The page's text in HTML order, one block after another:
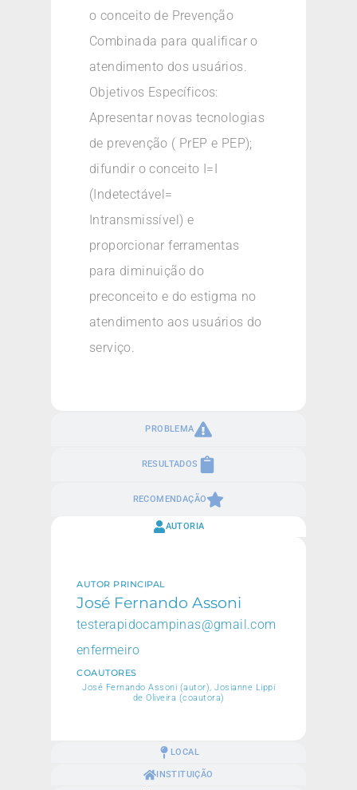
PROBLEMA
RESULTADOS
RECOMENDAÇÃO
o conceito de Prevenção
Combinada para qualificar o
atendimento dos usuários.
Objetivos Específicos:
Apresentar novas tecnologias
de prevenção ( PrEP e PEP);
difundir o conceito I=I
(Indetectável=
Intransmissível) e
proporcionar ferramentas
para diminuição do
preconceito e do estigma no
atendimento aos usuários do
serviço.
AUTORIA
LOCAL
INSTITUIÇÃO
AUTOR PRINCIPAL
José Fernando Assoni
testerapidocampinas@gmail.com
enfermeiro
COAUTORES
José Fernando Assoni (autor), Josianne Lippi
de Oliveira (coautora)